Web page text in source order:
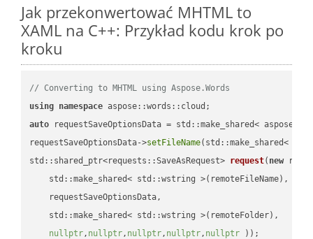
Jak przekonwertować MHTML to
XAML na C++: Przykład kodu krok po
kroku
// Converting to MHTML using Aspose.Words
using namespace
auto requestSaveOptionsData = std::make_shared<
requestSaveOptionsData->setFileName(std::make_shared<
std::shared_ptr<requests::SaveAsRequest> request( new
    std::make_shared< std::wstring >(remoteFileName),
    requestSaveOptionsData,
    std::make_shared< std::wstring >(remoteFolder),
nullptr, nullptr, nullptr, nullptr, nullptr ))